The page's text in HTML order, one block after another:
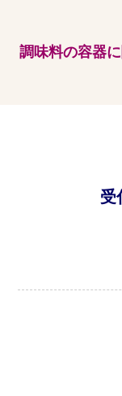
調味料の容器
受